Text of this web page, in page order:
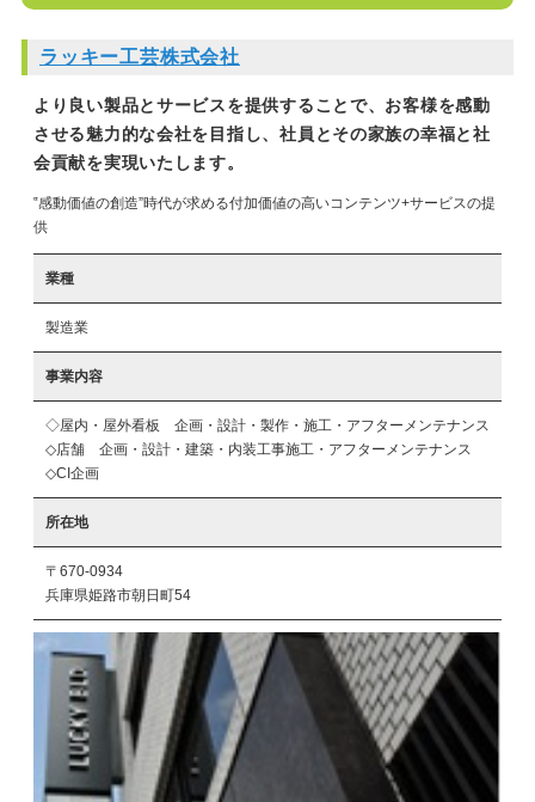
ラッキー工芸株式会社
より良い製品とサービスを提供することで、お客様を感動
させる魅力的な会社を目指し、社員とその家族の幸福と社
会貢献を実現いたします。
‟感動価値の創造”時代が求める付加価値の高いコンテンツ+サービスの提
供
業種
製造業
事業内容
◇屋内・屋外看板　企画・設計・製作・施工・アフターメンテナンス
◇店舗　企画・設計・建築・内装工事施工・アフターメンテナンス
所在地
〒670-0934
兵庫県姫路市朝日町54